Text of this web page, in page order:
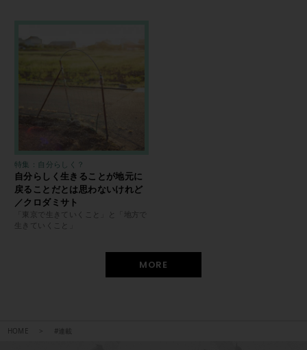
特集：自分らしく？
自分らしく生きることが地元に
戻ることだとは思わないけれど
／クロダミサト
「東京で生きていくこと」と「地方で
生きていくこと」
MORE
HOME #連載